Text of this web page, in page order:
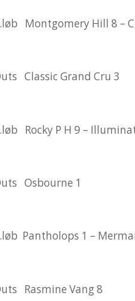
Montgomery Hill 8 –
Classic Grand Cru 3
Rocky P H 9 –
Osbourne 1
Pantholops 1 –
Rasmine Vang 8